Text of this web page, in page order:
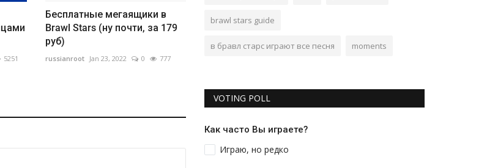
5251
Бесплатные мегаящики в
Brawl Stars (ну почти, за 179
руб)
russianroot Jan 23, 2022 0 777
brawl stars guide
в бравл старс играют все песня moments
VOTING POLL
Как часто Вы играете?
Играю, но редко